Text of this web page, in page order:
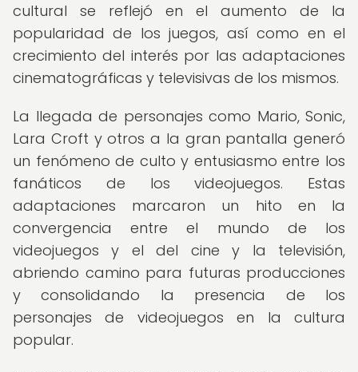
cultural se reflejó en el aumento de la
popularidad de los juegos, así como en el
crecimiento del interés por las adaptaciones
cinematográficas y televisivas de los mismos.
La llegada de personajes como Mario, Sonic,
Lara Croft y otros a la gran pantalla generó
un fenómeno de culto y entusiasmo entre los
fanáticos de los videojuegos. Estas
adaptaciones marcaron un hito en la
convergencia entre el mundo de los
videojuegos y el del cine y la televisión,
abriendo camino para futuras producciones
y consolidando la presencia de los
personajes de videojuegos en la cultura
popular.